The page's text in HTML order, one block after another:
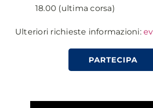
18.00 (ultima corsa)
Ulteriori richieste informazioni:
PARTECIPA